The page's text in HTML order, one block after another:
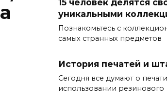
15 человек делятся
уникальными
Познакомьтесь с
самых странных предметов
История печатей и
Сегодня все думают о
использовании резинового